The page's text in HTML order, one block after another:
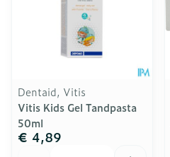
Dentaid, Vitis
Vitis Kids Gel Tandpasta
50ml
€ 4,89